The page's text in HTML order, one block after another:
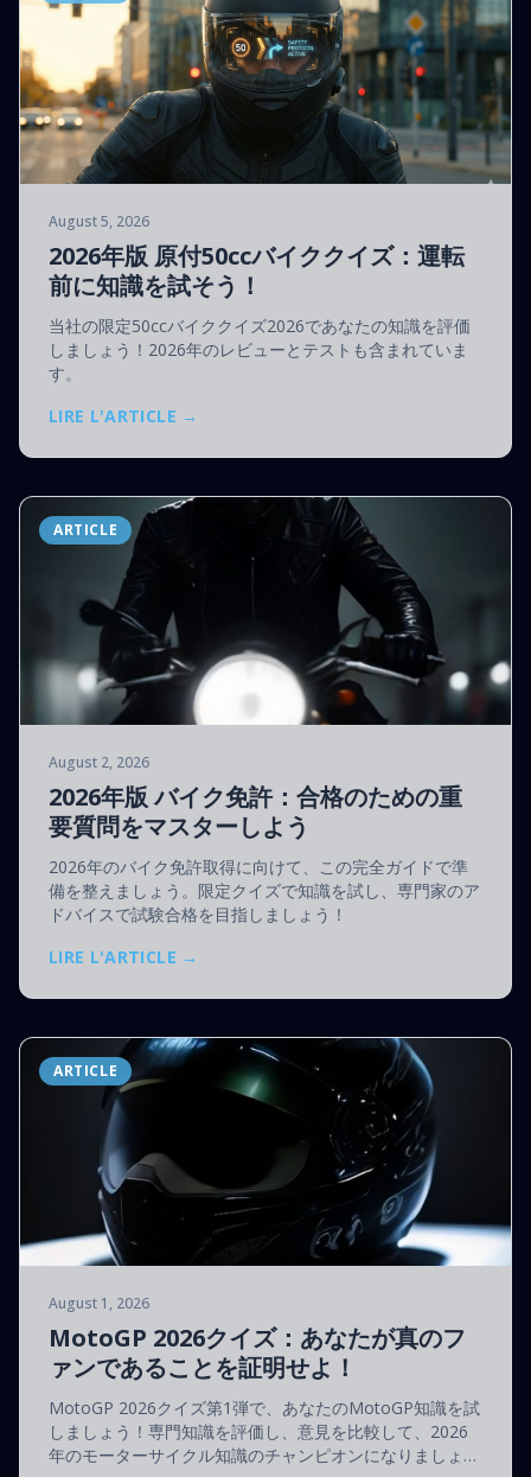
August 5, 2026
2026年版 原付50ccバイククイズ：運転
前に知識を試そう！
当社の限定50ccバイククイズ2026であなたの知識を評価
しましょう！2026年のレビューとテストも含まれていま
す。
LIRE L'ARTICLE →
ARTICLE
August 2, 2026
2026年版 バイク免許：合格のための重
要質問をマスターしよう
2026年のバイク免許取得に向けて、この完全ガイドで準
備を整えましょう。限定クイズで知識を試し、専門家のア
ドバイスで試験合格を目指しましょう！
LIRE L'ARTICLE →
ARTICLE
August 1, 2026
MotoGP 2026クイズ：あなたが真のフ
ァンであることを証明せよ！
MotoGP 2026クイズ第1弾で、あなたのMotoGP知識を試
しましょう！専門知識を評価し、意見を比較して、2026
年のモーターサイクル知識のチャンピオンになりましょ